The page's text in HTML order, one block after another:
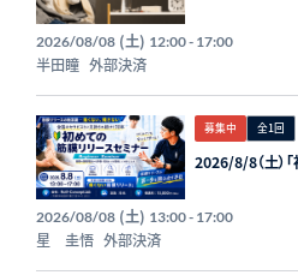
2026/08/08(土) 12:00 - 17:00
半田瞳 外部決済
募集中 全1回
2026/8/8（土）
2026/08/08(土) 13:00 - 17:00
星 圭悟 外部決済